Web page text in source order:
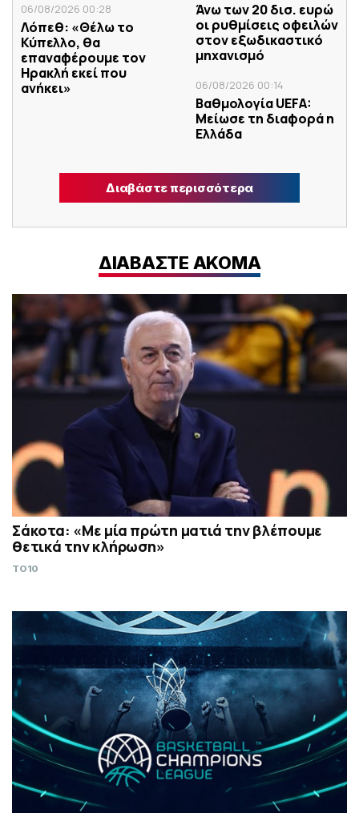
06/08/2026 00:28
Λόπεθ: «Θέλω το
Κύπελλο, θα
επαναφέρουμε τον
Ηρακλή εκεί που
ανήκει»
Άνω των 20 δισ. ευρώ
οι ρυθμίσεις οφειλών
στον εξωδικαστικό
μηχανισμό
06/08/2026 00:14
Βαθμολογία UEFA:
Μείωσε τη διαφορά η
Ελλάδα
Διαβάστε περισσότερα
ΔΙΑΒΑΣΤΕ ΑΚΟΜΑ
Σάκοτα: «Με μία πρώτη ματιά την βλέπουμε
θετικά την κλήρωση»
TO10